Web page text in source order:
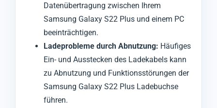
Datenübertragung zwischen Ihrem
Samsung Galaxy S22 Plus und einem PC
beeinträchtigen.
Ladeprobleme durch Abnutzung: Häufiges
Ein- und Ausstecken des Ladekabels kann
zu Abnutzung und Funktionsstörungen der
Samsung Galaxy S22 Plus Ladebuchse
führen.